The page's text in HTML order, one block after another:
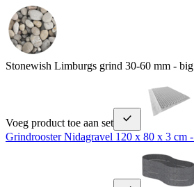
Stonewish Limburgs grind 30-60 mm -
Voeg product toe aan set
Grindrooster Nidagravel 120 x 80 x 3 cm -